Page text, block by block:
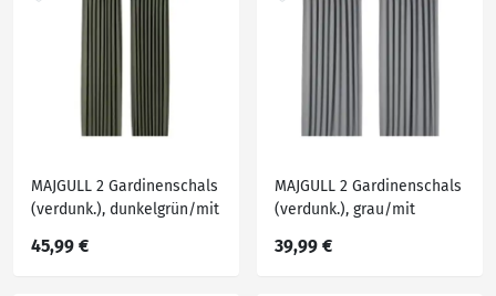
MAJGULL 2 Gardinenschals
(verdunk.), dunkelgrün/mit
45,99 €
MAJGULL 2 Gardinenschals
(verdunk.), grau/mit
39,99 €